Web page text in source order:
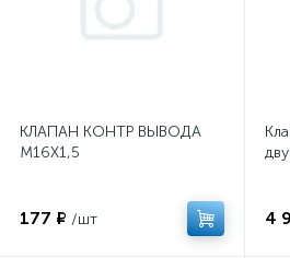
КЛАПАН КОНТР ВЫВОДА
M16X1,5
177 ₽ /шт 4